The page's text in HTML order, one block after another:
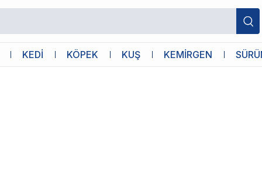
KEDİ KÖPEK KUŞ KEMİRGEN